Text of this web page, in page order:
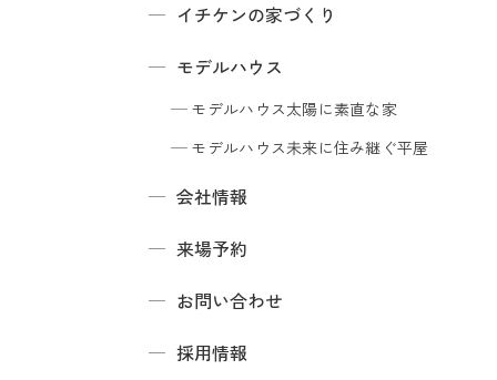
イチケンの家づくり
モデルハウス
モデルハウス太陽に素直な家
モデルハウス未来に住み継ぐ平屋
会社情報
来場予約
お問い合わせ
採用情報